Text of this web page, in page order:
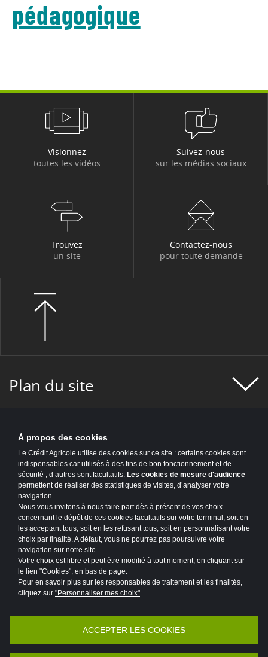
pédagogique
Visionnez
toutes les vidéos
Suivez-nous
sur les médias sociaux
Trouvez
un site
Contactez-nous
pour toute demande
Plan du site
Politique de protection des données
À propos des cookies
Le Crédit Agricole utilise des cookies sur ce site : certains cookies sont
indispensables car utilisés à des fins de bon fonctionnement et de
sécurité ; d’autres sont facultatifs. Les cookies de mesure d'audience
permettent de réaliser des statistiques de visites, d’analyser votre
navigation.
Nous vous invitons à nous faire part dès à présent de vos choix
concernant le dépôt de ces cookies facultatifs sur votre terminal, soit en
les acceptant tous, soit en les refusant tous, soit en personnalisant votre
choix par finalité. A défaut, vous ne pourrez pas poursuivre votre
navigation sur notre site.
Votre choix est libre et peut être modifié à tout moment, en cliquant sur
le lien "Cookies", en bas de page.
Pour en savoir plus sur les responsables de traitement et les finalités,
cliquez sur "Personnaliser mes choix".
ACCEPTER LES COOKIES